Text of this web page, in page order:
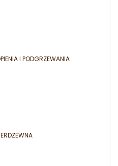
I PODGRZEWANIA